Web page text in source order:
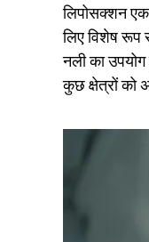
लिपोसक्शन एक
लिए विशेष रूप
नली का
कुछ क्षेत्रों को